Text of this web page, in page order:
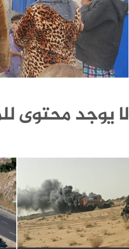
لا يوجد محتوى